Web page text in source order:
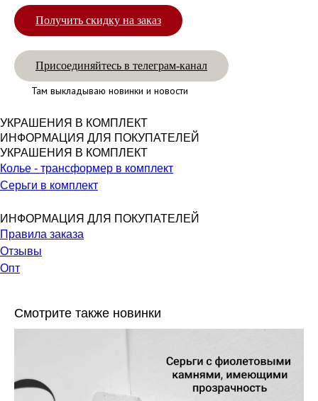
Получить скидку на заказ
Присоединяйтесь в телеграм-канал
Там выкладываю новинки и новости
УКРАШЕНИЯ В КОМПЛЕКТ
ИНФОРМАЦИЯ ДЛЯ ПОКУПАТЕЛЕЙ
УКРАШЕНИЯ В КОМПЛЕКТ
Колье - трансформер в комплект
Серьги в комплект
ИНФОРМАЦИЯ ДЛЯ ПОКУПАТЕЛЕЙ
Правила заказа
Отзывы
Опт
Смотрите также новинки